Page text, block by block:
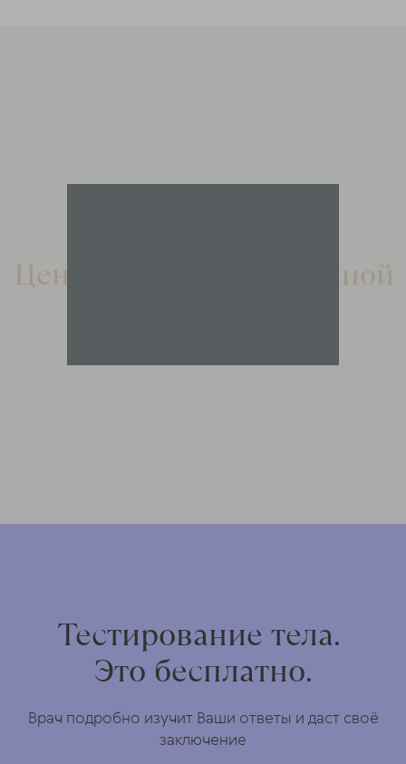
Центр доктора Очеретиной
Тестирование тела.
Это бесплатно.
Врач подробно изучит Ваши ответы и даст своё
заключение